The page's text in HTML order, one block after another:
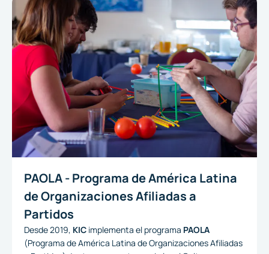
PAOLA - Programa de América Latina
de Organizaciones Afiliadas a
Partidos
Desde 2019, KIC implementa el programa PAOLA
(Programa de América Latina de Organizaciones Afiliadas